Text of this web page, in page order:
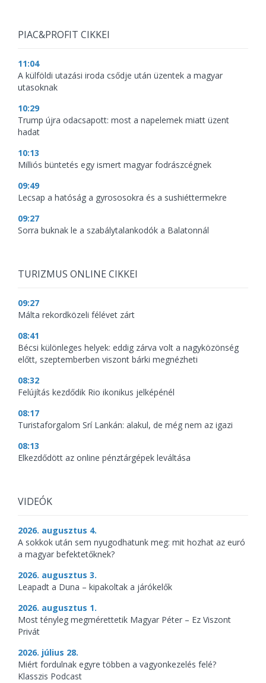
PIAC&PROFIT CIKKEI
11:04
A külföldi utazási iroda csődje után üzentek a magyar
utasoknak
10:29
Trump újra odacsapott: most a napelemek miatt üzent
hadat
10:13
Milliós büntetés egy ismert magyar fodrászcégnek
09:49
Lecsap a hatóság a gyrososokra és a sushiéttermekre
09:27
Sorra buknak le a szabálytalankodók a Balatonnál
TURIZMUS ONLINE CIKKEI
09:27
Málta rekordközeli félévet zárt
08:41
Bécsi különleges helyek: eddig zárva volt a nagyközönség
előtt, szeptemberben viszont bárki megnézheti
08:32
Felújítás kezdődik Rio ikonikus jelképénél
08:17
Turistaforgalom Srí Lankán: alakul, de még nem az igazi
08:13
Elkezdődött az online pénztárgépek leváltása
VIDEÓK
2026. augusztus 4.
A sokkok után sem nyugodhatunk meg: mit hozhat az euró
a magyar befektetőknek?
2026. augusztus 3.
Leapadt a Duna – kipakoltak a járókelők
2026. augusztus 1.
Most tényleg megmérettetik Magyar Péter – Ez Viszont
Privát
2026. július 28.
Miért fordulnak egyre többen a vagyonkezelés felé?
Klasszis Podcast